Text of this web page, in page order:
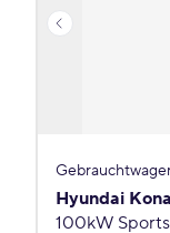
Hyundai Kona
100kW